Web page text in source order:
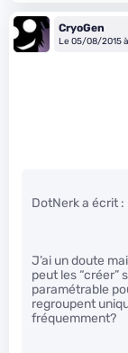
CryoGen
Le 05/08/2015 à
DotNerk a écrit :
J’ai un doute
peut les “créer”
paramétrable
regroupent
fréquemment?